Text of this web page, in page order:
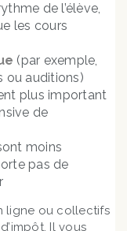
de l’élève,
les cours
(par exemple,
ou auditions)
plus important
de
moins
pas de
ligne ou collectifs
Il vous